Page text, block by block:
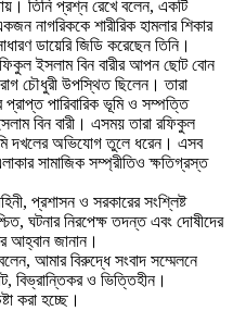
তিনি প্রশ্ন রেখে বলেন, একটি
নাগরিককে শারীরিক হামলার শিকার
ডায়েরি জিডি করেছেন তিনি।
ইসলাম বিন বারীর আপন ছোট বোন
চৌধুরী উপস্থিত ছিলেন। তারা
পারিবারিক ভূমি ও সম্পত্তি
বিন বারী। এসময় তারা রফিকুল
দখলের অভিযোগ তুলে ধরেন। এসব
সামাজিক সম্প্রীতিও ক্ষতিগ্রস্ত
প্রশাসন ও সরকারের সংশ্লিষ্ট
ঘটনার নিরপেক্ষ তদন্ত এবং দোষীদের
আহ্বান জানান।
আমার বিরুদ্ধে সংবাদ সম্মেলনে
বিভ্রান্তিকর ও ভিত্তিহীন।
করা হচ্ছে।